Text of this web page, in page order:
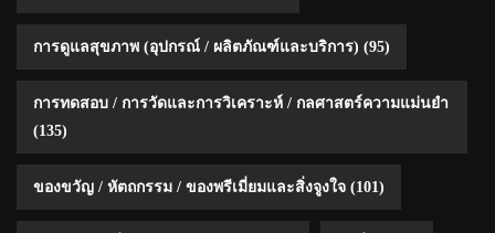
การดูแลสุขภาพ (อุปกรณ์ / ผลิตภัณฑ์และบริการ) (95)
การทดสอบ / การวัดและการวิเคราะห์ / กลศาสตร์ความแม่นยำ
(135)
ของขวัญ / หัตถกรรม / ของพรีเมี่ยมและสิ่งจูงใจ (101)